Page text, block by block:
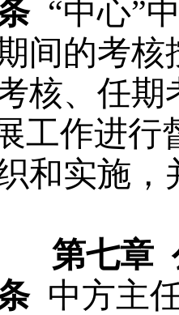
“中心”
间的考
核、任
工作进行
和实施
第七章
中方主